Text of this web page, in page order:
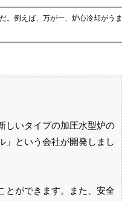
。例えば、万が一、炉心冷却がうま
しいタイプの加圧水型炉の
」という会社が開発しまし
とができます。また、安全